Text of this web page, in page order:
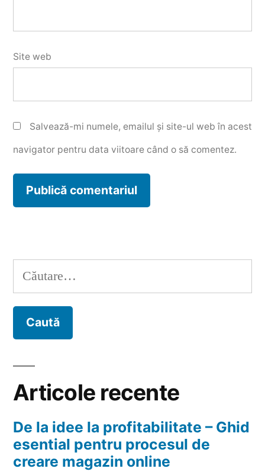
Site web
Salvează-mi numele, emailul și site-ul web în acest
navigator pentru data viitoare când o să comentez.
Caută
după:
Articole recente
De la idee la profitabilitate – Ghid
esential pentru procesul de
creare magazin online